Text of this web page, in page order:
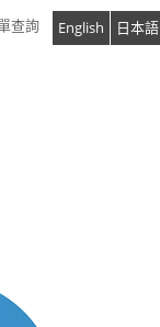
English 日本語
查詢